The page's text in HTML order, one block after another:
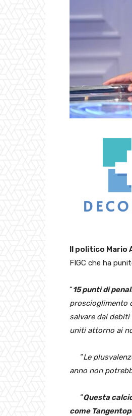
Il politico Mario
FIGC che ha
“15 punti di
proscioglimento
salvare dai
uniti attorno ai
“Le
anno non
“Questa
come